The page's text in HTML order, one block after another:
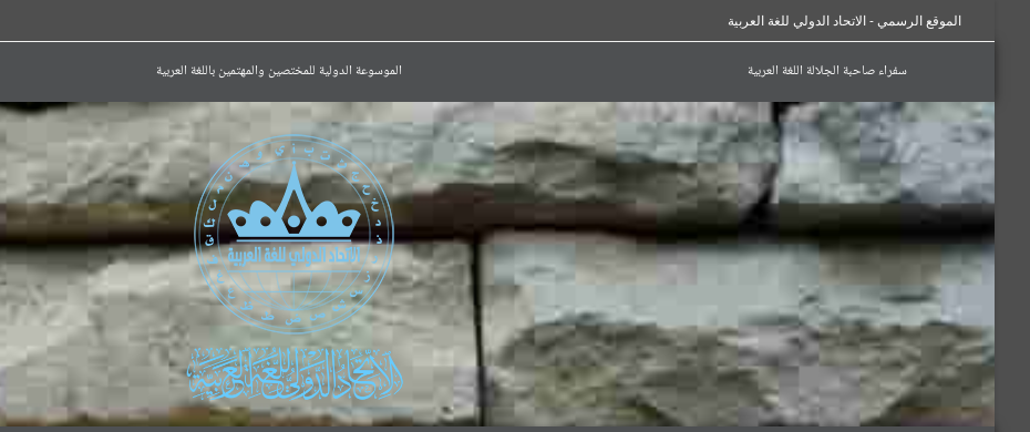
الموقع الرسمي - الاتحاد الدولي للغة العربية
سفراء صاحبة الجلالة اللغة العربية الموسوعة الدولية للمختصين والمهتمين باللغة العربية